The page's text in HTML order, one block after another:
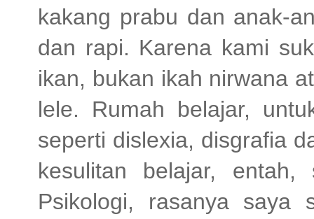
kakang prabu dan anak-
dan rapi. Karena kami
ikan, bukan ikah nirwana
lele. Rumah belajar,
seperti dislexia, disgrafia
kesulitan belajar,
Psikologi, rasanya saya